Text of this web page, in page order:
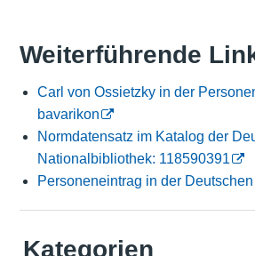
Weiterführende
Carl von Ossietzky in der
bavarikon
Normdatensatz im Katalog der
Nationalbibliothek: 118590391
Personeneintrag in der
Kategorien